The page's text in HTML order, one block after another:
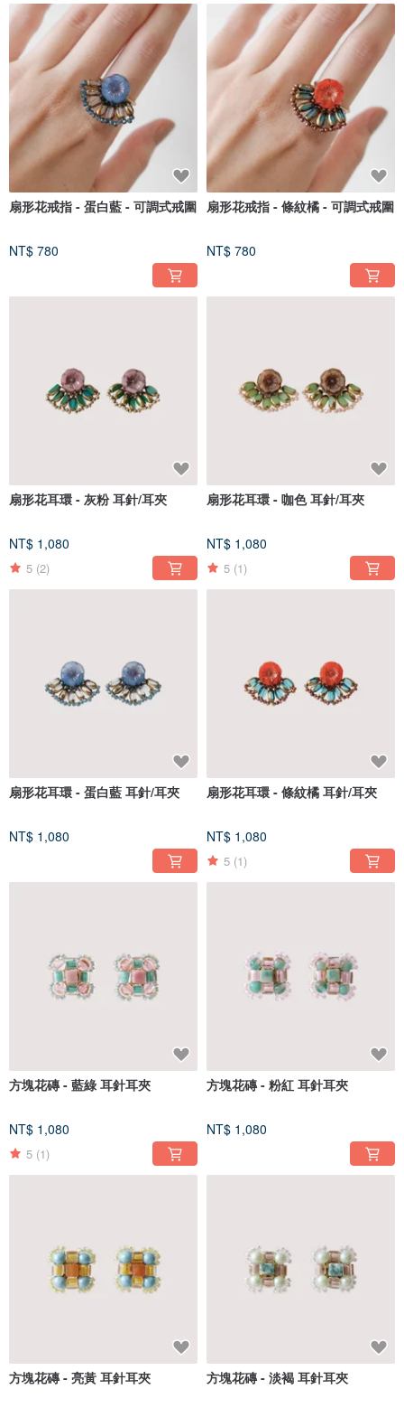
扇形花戒指 - 蛋白藍 - 可調式戒圍
NT$ 780
扇形花戒指 - 條紋橘 - 可調式戒圍
NT$ 780
扇形花耳環 - 灰粉 耳針/耳夾
NT$ 1,080
5 (2)
扇形花耳環 - 咖色 耳針/耳夾
NT$ 1,080
5 (1)
扇形花耳環 - 蛋白藍 耳針/耳夾
NT$ 1,080
扇形花耳環 - 條紋橘 耳針/耳夾
NT$ 1,080
5 (1)
方塊花磚 - 藍綠 耳針耳夾
NT$ 1,080
5 (1)
方塊花磚 - 粉紅 耳針耳夾
NT$ 1,080
方塊花磚 - 亮黃 耳針耳夾 方塊花磚 - 淡褐 耳針耳夾